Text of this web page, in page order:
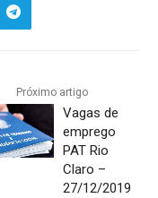
Próximo artigo
Vagas de
emprego
PAT Rio
Claro –
27/12/2019